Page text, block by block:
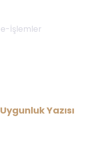
e-İşlemler
Yazısı